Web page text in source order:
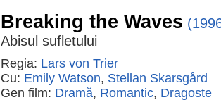
Breaking the Waves
Abisul sufletului
Regia: Lars von Trier
Cu: Emily Watson, Stellan Skarsgård
Gen film: Dramă, Romantic, Dragoste